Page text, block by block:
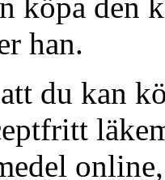
han.
du kan